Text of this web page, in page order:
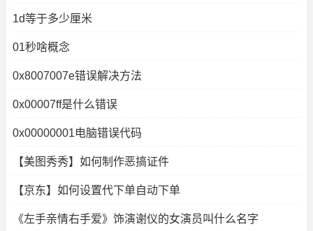
1d等于多少厘米
01秒啥概念
0x8007007e错误解决方法
0x00007ff是什么错误
0x00000001电脑错误代码
【美图秀秀】如何制作恶搞证件
【京东】如何设置代下单自动下单
《左手亲情右手爱》饰演谢仪的女演员叫什么名字